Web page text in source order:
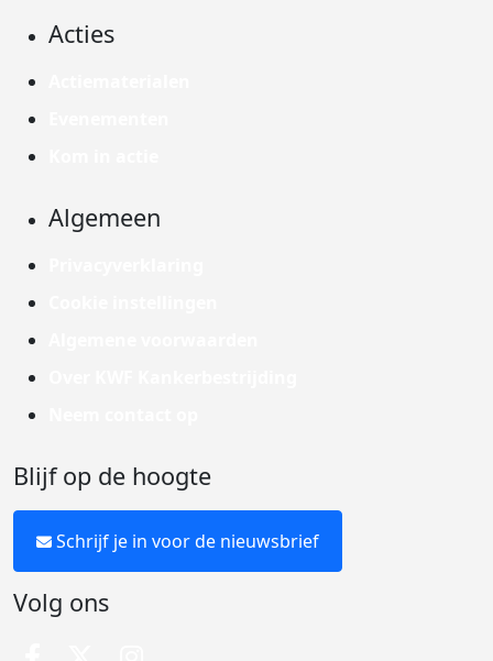
Acties
Algemeen
Blijf op de hoogte
Schrijf je in voor de nieuwsbrief
Volg ons